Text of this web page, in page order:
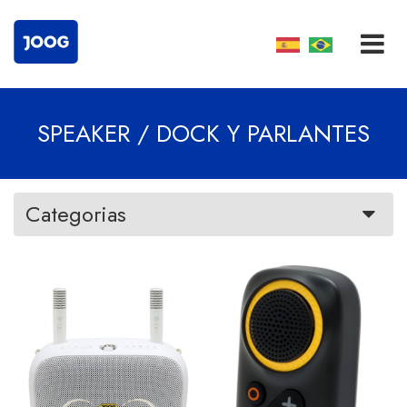
SPEAKER / DOCK Y PARLANTES
Categorias
VER MÁS VER MÁS